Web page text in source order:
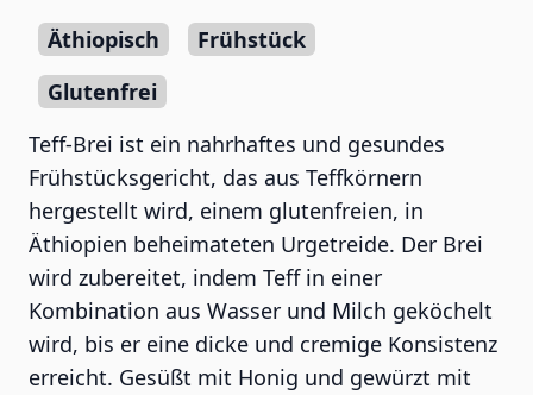
Äthiopisch
Frühstück
Glutenfrei
Teff-Brei ist ein nahrhaftes und gesundes
Frühstücksgericht, das aus Teffkörnern
hergestellt wird, einem glutenfreien, in
Äthiopien beheimateten Urgetreide. Der Brei
wird zubereitet, indem Teff in einer
Kombination aus Wasser und Milch geköchelt
wird, bis er eine dicke und cremige Konsistenz
erreicht. Gesüßt mit Honig und gewürzt mit